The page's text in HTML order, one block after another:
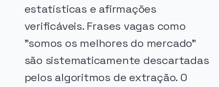
estatísticas e afirmações
verificáveis. Frases vagas como
"somos os melhores do mercado"
são sistematicamente descartadas
pelos algoritmos de extração. O